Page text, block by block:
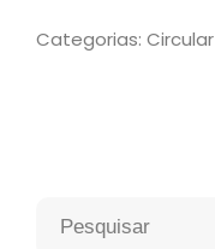
Categorias: Circular